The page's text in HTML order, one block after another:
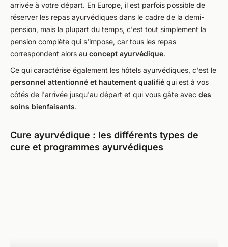
arrivée à votre départ. En Europe, il est parfois possible de
réserver les repas ayurvédiques dans le cadre de la demi-
pension, mais la plupart du temps, c'est tout simplement la
pension complète qui s'impose, car tous les repas
correspondent alors au concept ayurvédique.
Ce qui caractérise également les hôtels ayurvédiques, c'est le
personnel attentionné et hautement qualifié qui est à vos
côtés de l'arrivée jusqu'au départ et qui vous gâte avec des
soins bienfaisants.
Cure ayurvédique : les différents types de
cure et programmes ayurvédiques